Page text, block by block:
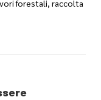
forestali, raccolta